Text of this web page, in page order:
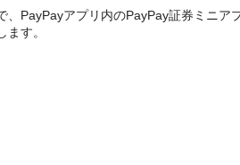
PayPayアプリ内のPayPay証券ミニア
す。